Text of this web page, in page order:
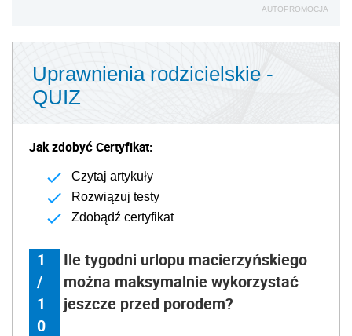
AUTOPROMOCJA
Uprawnienia rodzicielskie -
QUIZ
Jak zdobyć Certyfikat:
Czytaj artykuły
Rozwiązuj testy
Zdobądź certyfikat
1
/
1
0
Ile tygodni urlopu macierzyńskiego
można maksymalnie wykorzystać
jeszcze przed porodem?